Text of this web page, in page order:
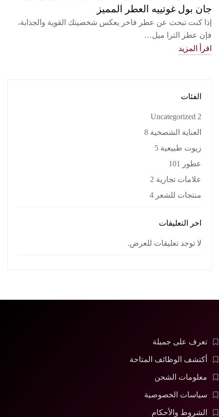
الفئات
Uncategorized 2
العناية الشصخية 8
زيوت طبيعية 5
عطور
101
علامات تجارية 2
منتجات للشعر 4
اخر التعليقات
لا توجد تعليقات للعرض.
جان بول غوتييه العطر المميز
إذا كنت تبحث عن عطر فاخر يعكس شخصيتك القوية والجذابة،
فإن عطر الترا ميل…
اقرأ المزيد
تعرف على جميلة
أكتشف الوظائف المتاحة
معلومات الشحن
سياسات الخصوصية
الشروط والأحكام